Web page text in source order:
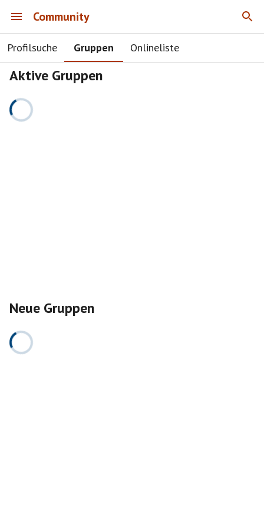
Community
Profilsuche Gruppen Onlineliste
Aktive Gruppen
Neue Gruppen